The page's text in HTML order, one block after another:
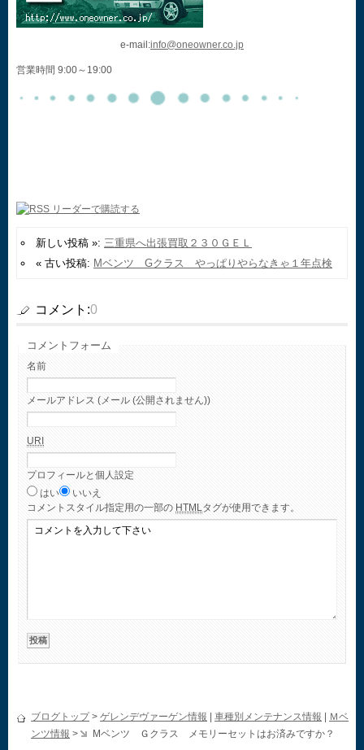
e-mail:info@oneowner.co.jp
営業時間 9:00～19:00
新しい投稿 »: 三重県へ出張買取２３０ＧＥＬ
« 古い投稿: Mベンツ Gクラス やっぱりやらなきゃ１年点検
コメント:0
コメントフォーム
名前
メールアドレス (メール (公開されません))
URI
プロフィールと個人設定
はい
いいえ
コメント スタイル指定用の一部の HTMLタグが使用できます。
ブログトップ> ゲレンデヴァーゲン情報 | 車種別メンテナンス情報 | Ｍベ
ンツ情報 > Mベンツ Ｇクラス メモリーセットはお済みですか？